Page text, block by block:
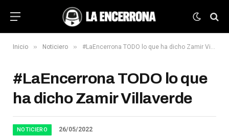
Inicio » Noticiero » #LaEncerrona TODO lo que ha dicho Zamir Villaverde
#LaEncerrona TODO lo que
ha dicho Zamir Villaverde
NOTICIERO 26/05/2022